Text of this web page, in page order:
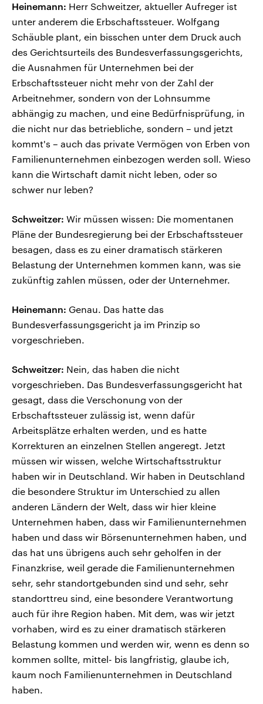
Heinemann: Herr Schweitzer, aktueller Aufreger ist
unter anderem die Erbschaftssteuer. Wolfgang
Schäuble plant, ein bisschen unter dem Druck auch
des Gerichtsurteils des Bundesverfassungsgerichts,
die Ausnahmen für Unternehmen bei der
Erbschaftssteuer nicht mehr von der Zahl der
Arbeitnehmer, sondern von der Lohnsumme
abhängig zu machen, und eine Bedürfnisprüfung, in
die nicht nur das betriebliche, sondern – und jetzt
kommt's – auch das private Vermögen von Erben von
Familienunternehmen einbezogen werden soll. Wieso
kann die Wirtschaft damit nicht leben, oder so
schwer nur leben?
Schweitzer: Wir müssen wissen: Die momentanen
Pläne der Bundesregierung bei der Erbschaftssteuer
besagen, dass es zu einer dramatisch stärkeren
Belastung der Unternehmen kommen kann, was sie
zukünftig zahlen müssen, oder der Unternehmer.
Heinemann: Genau. Das hatte das
Bundesverfassungsgericht ja im Prinzip so
vorgeschrieben.
Schweitzer: Nein, das haben die nicht
vorgeschrieben. Das Bundesverfassungsgericht hat
gesagt, dass die Verschonung von der
Erbschaftssteuer zulässig ist, wenn dafür
Arbeitsplätze erhalten werden, und es hatte
Korrekturen an einzelnen Stellen angeregt. Jetzt
müssen wir wissen, welche Wirtschaftsstruktur
haben wir in Deutschland. Wir haben in Deutschland
die besondere Struktur im Unterschied zu allen
anderen Ländern der Welt, dass wir hier kleine
Unternehmen haben, dass wir Familienunternehmen
haben und dass wir Börsenunternehmen haben, und
das hat uns übrigens auch sehr geholfen in der
Finanzkrise, weil gerade die Familienunternehmen
sehr, sehr standortgebunden sind und sehr, sehr
standorttreu sind, eine besondere Verantwortung
auch für ihre Region haben. Mit dem, was wir jetzt
vorhaben, wird es zu einer dramatisch stärkeren
Belastung kommen und werden wir, wenn es denn so
kommen sollte, mittel- bis langfristig, glaube ich,
kaum noch Familienunternehmen in Deutschland
haben.